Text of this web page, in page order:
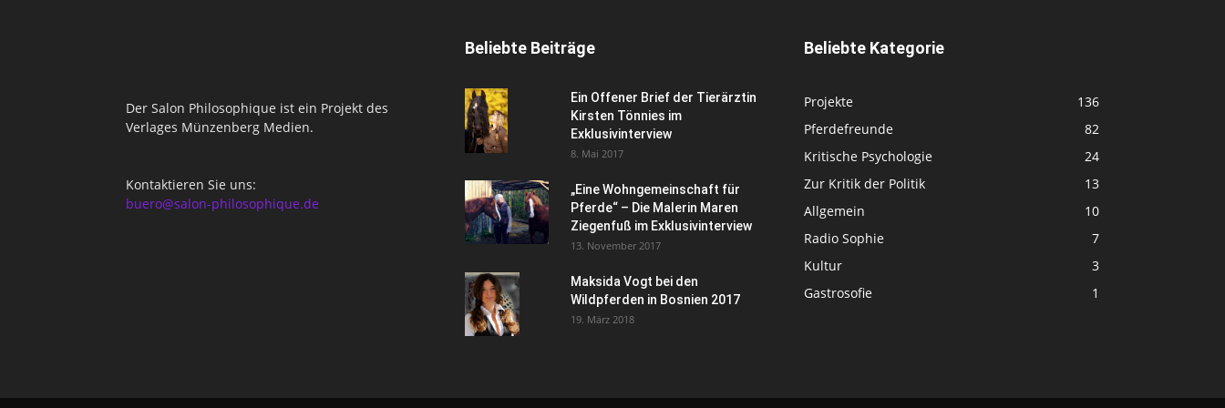
Der Salon Philosophique ist ein Projekt des
Verlages Münzenberg Medien.
Kontaktieren Sie uns:
buero@salon-philosophique.de
Beliebte Beiträge
Ein Offener Brief der Tierärztin
Kirsten Tönnies im
Exklusivinterview
8. Mai 2017
„Eine Wohngemeinschaft für
Pferde“ – Die Malerin Maren
Ziegenfuß im Exklusivinterview
13. November 2017
Maksida Vogt bei den
Wildpferden in Bosnien 2017
19. März 2018
Beliebte Kategorie
Projekte
136
Pferdefreunde
82
Kritische Psychologie
24
Zur Kritik der Politik
13
Allgemein
10
Radio Sophie
7
Kultur
3
Gastrosofie
1